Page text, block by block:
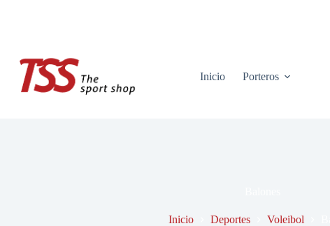
Inicio Porteros
Inicio Deportes Voleibol